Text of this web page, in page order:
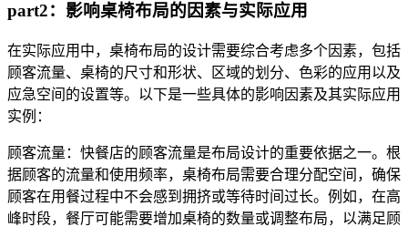
part2：影响桌椅布局的因素与实际应用
在实际应用中，桌椅布局的设计需要综合考虑多个因素，包括
顾客流量、桌椅的尺寸和形状、区域的划分、色彩的应用以及
应急空间的设置等。以下是一些具体的影响因素及其实际应用
实例：
顾客流量：快餐店的顾客流量是布局设计的重要依据之一。根
据顾客的流量和使用频率，桌椅布局需要合理分配空间，确保
顾客在用餐过程中不会感到拥挤或等待时间过长。例如，在高
峰时段，餐厅可能需要增加桌椅的数量或调整布局，以满足顾